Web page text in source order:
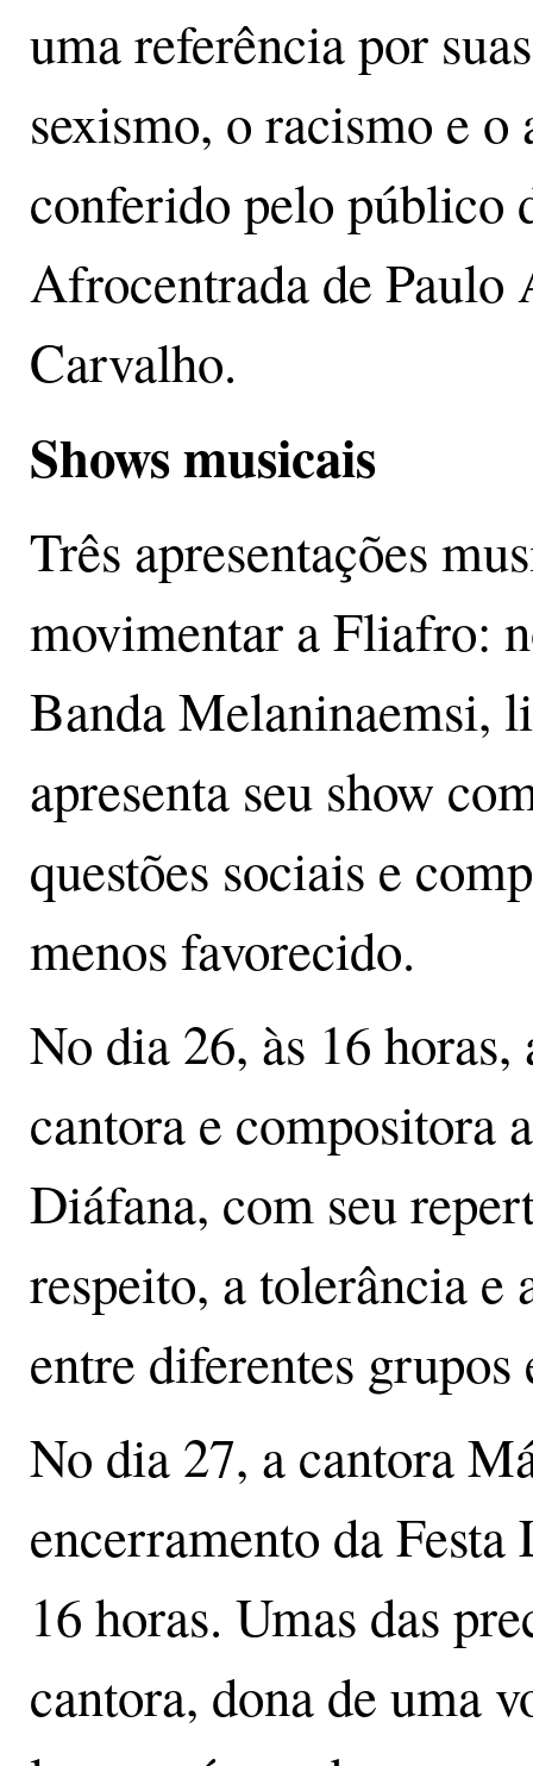
uma referência por
sexismo, o racismo e
conferido pelo público
Afrocentrada de Paulo
Carvalho.
Shows musicais
Três apresentações
movimentar a Fliafro:
Banda Melaninaemsi,
apresenta seu show
questões sociais e
menos favorecido.
No dia 26, às 16
cantora e compositora
Diáfana, com seu
respeito, a tolerância e
entre diferentes grupos
No dia 27, a cantora
encerramento da
16 horas. Umas das
cantora, dona de uma